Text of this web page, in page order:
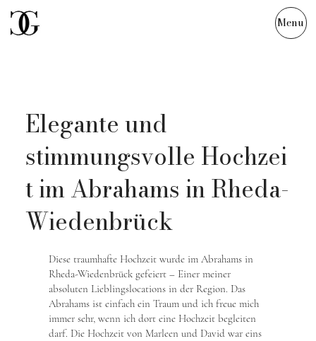
Menu
Elegante und
stimmungsvolle Hochzei
t im Abrahams in Rheda-
Wiedenbrück
Diese traumhafte Hochzeit wurde im Abrahams in
Rheda-Wiedenbrück gefeiert – Einer meiner
absoluten Lieblingslocations in der Region. Das
Abrahams ist einfach ein Traum und ich freue mich
immer sehr, wenn ich dort eine Hochzeit begleiten
darf. Die Hochzeit von Marleen und David war eins